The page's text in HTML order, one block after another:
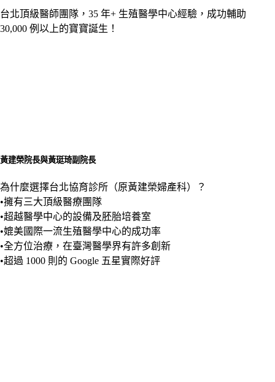
台北頂級醫師團隊，35 年+ 生殖醫學中心經驗，成功輔助
30,000 例以上的寶寶誕生！
黃建榮院長與黃珽琦副院長
為什麼選擇台北協育診所（原黃建榮婦產科）？
•擁有三大頂級醫療團隊
•超越醫學中心的設備及胚胎培養室
•媲美國際一流生殖醫學中心的成功率
•全方位治療，在臺灣醫學界有許多創新
•超過 1000 則的 Google 五星實際好評